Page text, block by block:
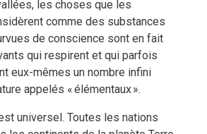
les choses que les
comme des substances
de conscience sont en fait
qui respirent et qui parfois
eux-mêmes un nombre infini
appelés « élémentaux ».
universel. Toutes les nations